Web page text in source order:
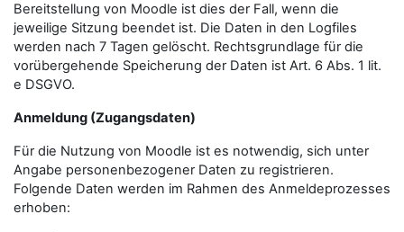
Bereitstellung von Moodle ist dies der Fall, wenn die
jeweilige Sitzung beendet ist. Die Daten in den Logfiles
werden nach 7 Tagen gelöscht. Rechtsgrundlage für die
vorübergehende Speicherung der Daten ist Art. 6 Abs. 1 lit.
e DSGVO.
Anmeldung (Zugangsdaten)
Für die Nutzung von Moodle ist es notwendig, sich unter
Angabe personenbezogener Daten zu registrieren.
Folgende Daten werden im Rahmen des Anmeldeprozesses
erhoben: